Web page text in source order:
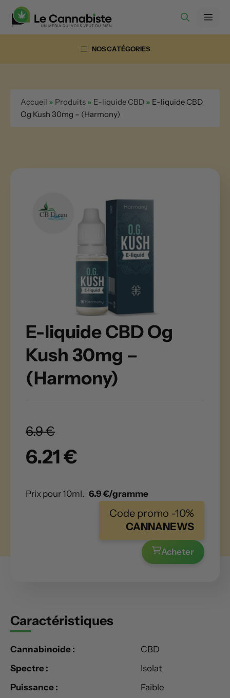
Aller
contenu
NOS CATÉGORIES
Accueil » Produits » E-liquide CBD » E-liquide CBD
Og Kush 30mg – (Harmony)
E-liquide CBD Og
Kush 30mg –
(Harmony)
6.9 €
6.21 €
Prix pour 10ml. 6.9 €/gramme
Code promo -10%
CANNANEWS
Acheter
Caractéristiques
Cannabinoide :
CBD
Spectre :
Isolat
Puissance :
Faible